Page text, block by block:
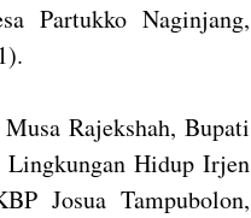
Partukko Naginjang,
Rajekshah, Bupati
Hidup Irjen
Josua Tampubolon,